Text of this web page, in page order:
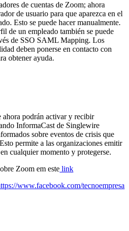
de cuentas de Zoom; ahora
de usuario para que aparezca en el
Esto se puede hacer manualmente.
de un empleado también se puede
de SSO SAML Mapping. Los
deben ponerse en contacto con
obtener ayuda.
podrán activar y recibir
InformaCast de Singlewire
sobre eventos de crisis que
permite a las organizaciones emitir
cualquier momento y protegerse.
Zoom em este link
www.facebook.com/tecnoempresa